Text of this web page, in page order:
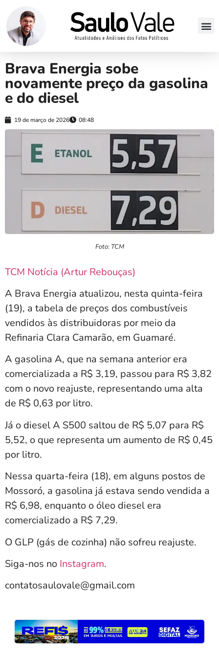
Brava Energia sobe
novamente preço da gasolina
e do diesel
19 de março de 2026 08:48
Foto: TCM
TCM Notícia (Artur Rebouças)
A Brava Energia atualizou, nesta quinta-feira
(19), a tabela de preços dos combustíveis
vendidos às distribuidoras por meio da
Refinaria Clara Camarão, em Guamaré.
A gasolina A, que na semana anterior era
comercializada a R$ 3,19, passou para R$ 3,82
com o novo reajuste, representando uma alta
de R$ 0,63 por litro.
Já o diesel A S500 saltou de R$ 5,07 para R$
5,52, o que representa um aumento de R$ 0,45
por litro.
Nessa quarta-feira (18), em alguns postos de
Mossoró, a gasolina já estava sendo vendida a
R$ 6,98, enquanto o óleo diesel era
comercializado a R$ 7,29.
O GLP (gás de cozinha) não sofreu reajuste.
Siga-nos no Instagram.
contatosaulovale@gmail.com